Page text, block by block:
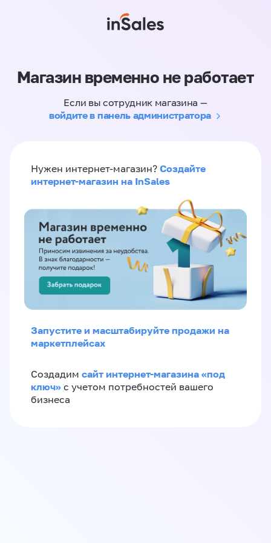
Магазин временно не работает
Если вы сотрудник магазина —
войдите в панель администратора
Нужен интернет-магазин? Создайте
интернет-магазин на InSales
Запустите и масштабируйте продажи на
маркетплейсах
Создадим сайт интернет-магазина «под
ключ» с учетом потребностей вашего
бизнеса